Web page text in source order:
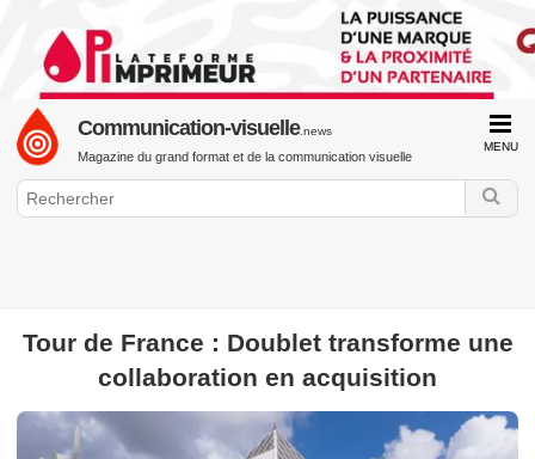
MENU
Communication-visuelle.news
Magazine du grand format et de la communication visuelle
Tour de France : Doublet transforme une
collaboration en acquisition